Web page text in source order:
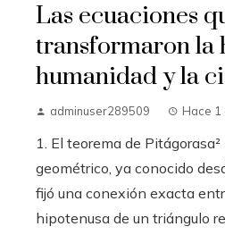
Las ecuaciones
transformaron la
humanidad y la
adminuser289509 Hace 1
1. El teorema de
geométrico, ya conocido
fijó una conexión exacta
hipotenusa de un triángulo